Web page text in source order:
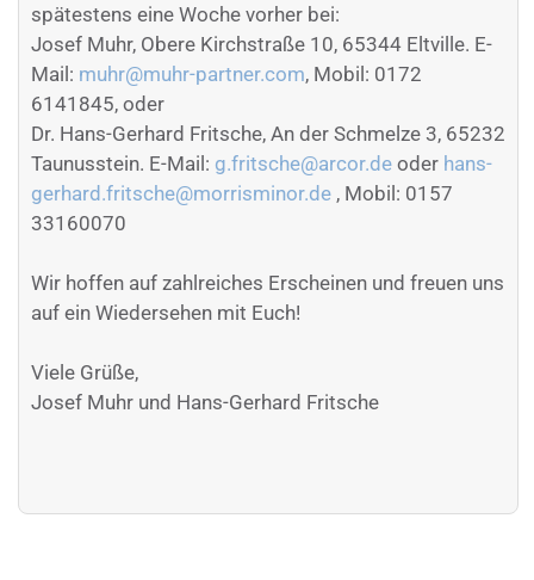
spätestens eine Woche vorher bei:
Josef Muhr, Obere Kirchstraße 10, 65344 Eltville. E-
Mail: muhr@muhr-partner.com, Mobil: 0172
6141845, oder
Dr. Hans-Gerhard Fritsche, An der Schmelze 3, 65232
Taunusstein. E-Mail: g.fritsche@arcor.de oder hans-
gerhard.fritsche@morrisminor.de , Mobil: 0157
33160070
Wir hoffen auf zahlreiches Erscheinen und freuen uns
auf ein Wiedersehen mit Euch!
Viele Grüße,
Josef Muhr und Hans-Gerhard Fritsche